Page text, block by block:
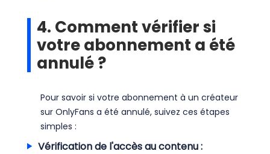
4. Comment vérifier si
votre abonnement a été
annulé ?
Pour savoir si votre abonnement à un créateur
sur OnlyFans a été annulé, suivez ces étapes
simples :
Vérification de l'accès au contenu :